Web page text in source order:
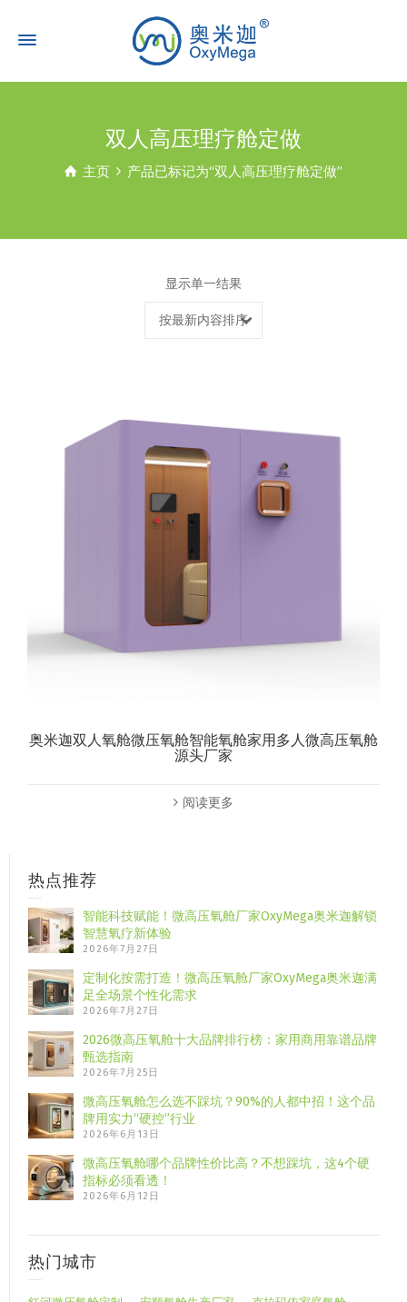
双人高压理疗舱定做
主页 产品已标记为“双人高压理疗舱定做”
显示单一结果
按最新内容排序
奥米迦双人氧舱微压氧舱智能氧舱家用多人微高压氧舱
源头厂家
阅读更多
热点推荐
智能科技赋能！微高压氧舱厂家OxyMega奥米迦解锁
智慧氧疗新体验
2026年7月27日
定制化按需打造！微高压氧舱厂家OxyMega奥米迦满
足全场景个性化需求
2026年7月27日
2026微高压氧舱十大品牌排行榜：家用商用靠谱品牌
甄选指南
2026年7月25日
微高压氧舱怎么选不踩坑？90%的人都中招！这个品
牌用实力“硬控”行业
2026年6月13日
微高压氧舱哪个品牌性价比高？不想踩坑，这4个硬
指标必须看透！
2026年6月12日
热门城市